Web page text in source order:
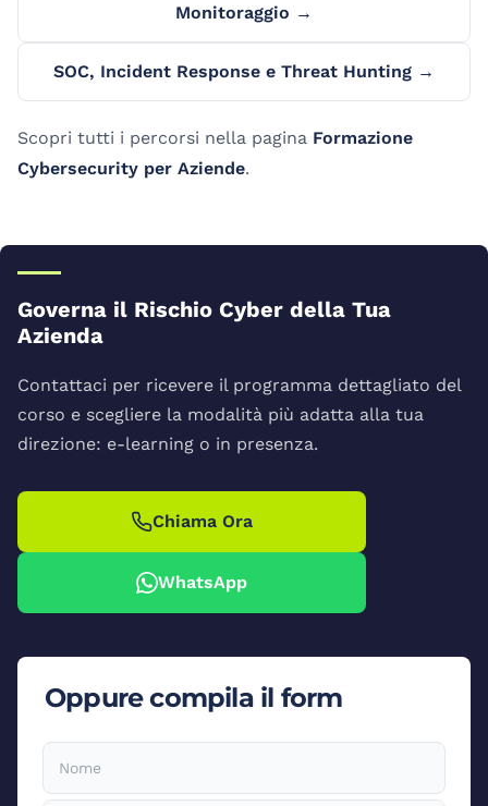
Monitoraggio →
SOC, Incident Response e Threat Hunting →
Scopri tutti i percorsi nella pagina Formazione
Cybersecurity per Aziende.
Governa il Rischio Cyber della Tua
Azienda
Contattaci per ricevere il programma dettagliato del
corso e scegliere la modalità più adatta alla tua
direzione: e-learning o in presenza.
Chiama Ora
WhatsApp
Oppure compila il form